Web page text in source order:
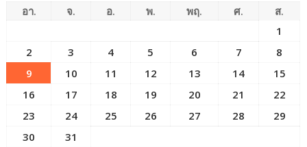
อา. จ. อ. พ. พฤ. ศ.
ส.
1
2
3 4 5 6 7
8
9
10 11 12 13 14
15
16
17 18 19 20 21
22
23
24 25 26 27 28
29
30
31